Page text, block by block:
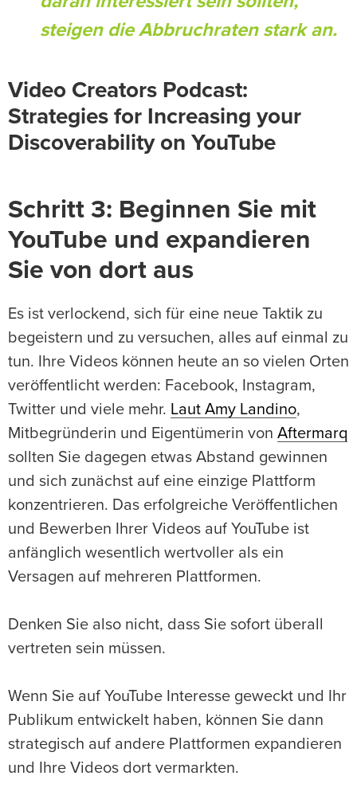
steigen die Abbruchraten stark an.
Video Creators Podcast:
Strategies for Increasing your
Discoverability on YouTube
Schritt 3: Beginnen Sie mit
YouTube und expandieren
Sie von dort aus
Es ist verlockend, sich für eine neue Taktik zu
begeistern und zu versuchen, alles auf einmal zu
tun. Ihre Videos können heute an so vielen Orten
veröffentlicht werden: Facebook, Instagram,
Twitter und viele mehr. Laut Amy Landino,
Mitbegründerin und Eigentümerin von Aftermarq
sollten Sie dagegen etwas Abstand gewinnen
und sich zunächst auf eine einzige Plattform
konzentrieren. Das erfolgreiche Veröffentlichen
und Bewerben Ihrer Videos auf YouTube ist
anfänglich wesentlich wertvoller als ein
Versagen auf mehreren Plattformen.
Denken Sie also nicht, dass Sie sofort überall
vertreten sein müssen.
Wenn Sie auf YouTube Interesse geweckt und Ihr
Publikum entwickelt haben, können Sie dann
strategisch auf andere Plattformen expandieren
und Ihre Videos dort vermarkten.